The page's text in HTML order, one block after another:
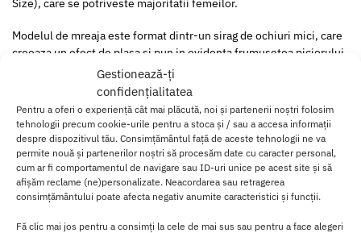
Gestionează-ți
confidențialitatea
Pentru a oferi o experiență cât mai plăcută, noi și partenerii noștri folosim
tehnologii precum cookie-urile pentru a stoca și / sau a accesa informații
despre dispozitivul tău. Consimțământul față de aceste tehnologii ne va
permite nouă și partenerilor noștri să procesăm date cu caracter personal,
cum ar fi comportamentul de navigare sau ID-uri unice pe acest site și să
afișăm reclame (ne)personalizate. Neacordarea sau retragerea
consimțământului poate afecta negativ anumite caracteristici și funcții.
Fă clic mai jos pentru a consimți la cele de mai sus sau pentru a face alegeri
Size), care se potriveste majoritatii femeilor.
Modelul de mreaja este format dintr-un sirag de ochiuri mici, care
creeaza un efect de plasa si pun in evidenta frumusetea piciorului.
Ciorapii sunt realizati dintr-un material placut la atingere si se
muleaza frumos pe picior, oferind un plus de confort si eleganta.
Culoarea rosie intensa a acestor ciorapi ii face ideali pentru a fi
purtati in cadrul unor momente speciale, precum petreceri,
evenimente sau in seara de Valentine’s Day, aducand un plus de
senzualitate si pasiune in outfit-ul tau.
Pot fi asortati cu diverse tipuri de imbracaminte si accesorii,
pentru a crea un look atragator si original.